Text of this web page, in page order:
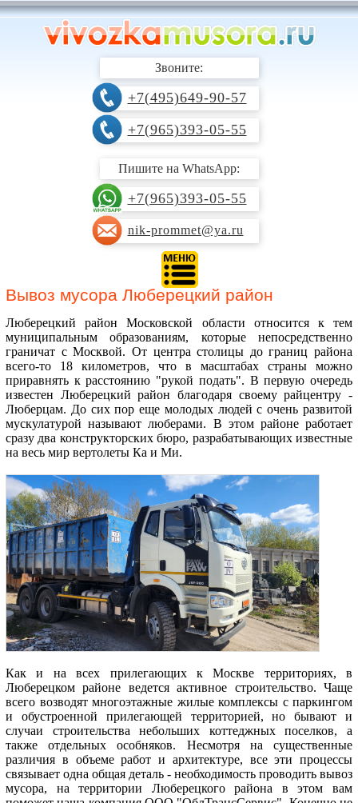
Звоните:
+7(495)649-90-57
+7(965)393-05-55
Пишите на WhatsApp:
+7(965)393-05-55
nik-prommet@ya.ru
Вывоз мусора Люберецкий район
Люберецкий район Московской области относится к тем
муниципальным образованиям, которые непосредственно
граничат с Москвой. От центра столицы до границ района
всего-то 18 километров, что в масштабах страны можно
приравнять к расстоянию "рукой подать". В первую очередь
известен Люберецкий район благодаря своему райцентру -
Люберцам. До сих пор еще молодых людей с очень развитой
мускулатурой называют люберами. В этом районе работает
сразу два конструкторских бюро, разрабатывающих известные
на весь мир вертолеты Ка и Ми.
Как и на всех прилегающих к Москве территориях, в
Люберецком районе ведется активное строительство. Чаще
всего возводят многоэтажные жилые комплексы с паркингом
и обустроенной прилегающей территорией, но бывают и
случаи строительства небольших коттеджных поселков, а
также отдельных особняков. Несмотря на существенные
различия в объеме работ и архитектуре, все эти процессы
связывает одна общая деталь - необходимость проводить вывоз
мусора, на территории Люберецкого района в этом вам